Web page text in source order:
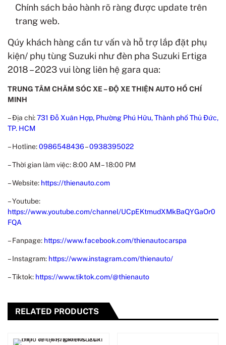
Chính sách bảo hành rõ ràng được update trên
trang web.
Qúy khách hàng cần tư vấn và hỗ trợ lắp đặt phụ
kiện/ phụ tùng Suzuki như đèn pha Suzuki Ertiga
2018 – 2023 vui lòng liên hệ gara qua:
TRUNG TÂM CHĂM SÓC XE – ĐỘ XE THIỆN AUTO HỒ CHÍ
MINH
– Địa chỉ:731 Đỗ Xuân Hợp, Phường Phú Hữu, Thành phố Thủ Đức,
TP. HCM
– Hotline:0986548436–0938395022
– Thời gian làm việc:8:00 AM – 18:00 PM
– Website: https://thienauto.com
– Youtube:
https://www.youtube.com/channel/UCpEKtmudXMkBaQYGaOr0
FQA
– Fanpage: https://www.facebook.com/thienautocarspa
– Instagram: https://www.instagram.com/thienauto/
– Tiktok: https://www.tiktok.com/@thienauto
RELATED PRODUCTS